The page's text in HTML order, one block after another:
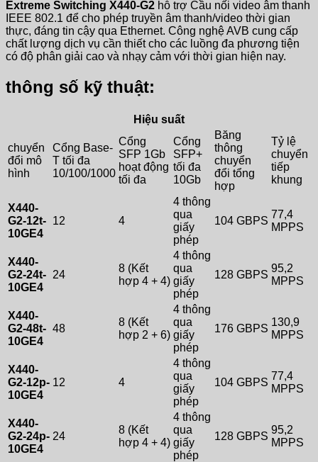
Extreme Switching X440-G2 hỗ trợ Cầu nối video âm thanh
IEEE 802.1 để cho phép truyền âm thanh/video thời gian
thực, đáng tin cậy qua Ethernet. Công nghệ AVB cung cấp
chất lượng dịch vụ cần thiết cho các luồng đa phương tiện
có độ phân giải cao và nhạy cảm với thời gian hiện nay.
thông số kỹ thuật:
Hiệu suất
chuyển
đổi mô
hình
Cổng Base-
T tối đa
10/100/1000
Cổng
SFP 1Gb
hoạt động
tối đa
Cổng
SFP+
tối đa
10Gb
Băng
thông
chuyển
đổi tổng
hợp
Tỷ lệ
chuyển
tiếp
khung
X440-
G2-12t-
10GE4
12 4
4 thông
qua
giấy
phép
104 GBPS
77,4
MPPS
X440-
G2-24t-
10GE4
24
8 (Kết
hợp 4 + 4)
4 thông
qua
giấy
phép
128 GBPS
95,2
MPPS
X440-
G2-48t-
10GE4
48
8 (Kết
hợp 2 + 6)
4 thông
qua
giấy
phép
176 GBPS
130,9
MPPS
X440-
G2-12p-
10GE4
12 4
4 thông
qua
giấy
phép
104 GBPS
77,4
MPPS
X440-
G2-24p-
10GE4
24
8 (Kết
hợp 4 + 4)
4 thông
qua
giấy
phép
128 GBPS
95,2
MPPS